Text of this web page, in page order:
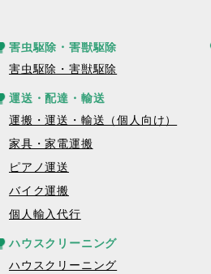
害虫駆除・害獣駆除
害虫駆除・害獣駆除
運送・配達・輸送
運搬・運送・輸送（個人向け）
家具・家電運搬
ピアノ運送
バイク運搬
個人輸入代行
ハウスクリーニング
ハウスクリーニング